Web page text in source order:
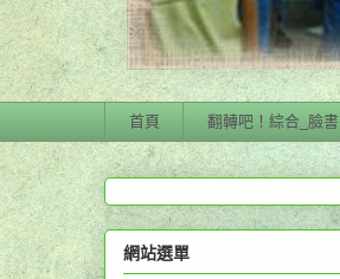
首頁 翻轉吧！綜合_臉書
網站選單